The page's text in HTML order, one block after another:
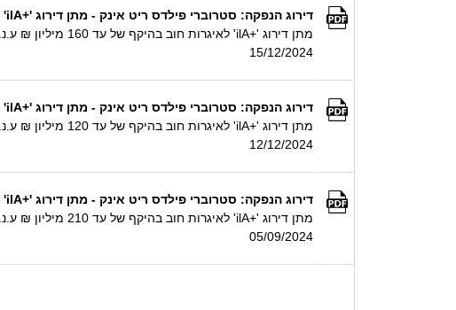
דירוג הנפקה: סטרוברי פילדס ריט אינק - מתן דירוג '+ilA' לאיגרות חוב בהיקף של עד 160 מיליון ₪ ע.נ. מגובות בערבות של סטרוברי פילדס ריט לימיטד
מתן דירוג '+ilA' לאיגרות חוב בהיקף של עד 160 מיליון ₪ ע.נ. מגובות בערבות של סטרוברי פילדס ריט לימיטד
15/12/2024
דירוג הנפקה: סטרוברי פילדס ריט אינק - מתן דירוג '+ilA' לאיגרות חוב בהיקף של עד 120 מיליון ₪ ע.נ. מגובות בערבות של סטרוברי פילדס ריט לימיטד
מתן דירוג '+ilA' לאיגרות חוב בהיקף של עד 120 מיליון ₪ ע.נ. מגובות בערבות של סטרוברי פילדס ריט לימיטד
12/12/2024
דירוג הנפקה: סטרוברי פילדס ריט אינק - מתן דירוג '+ilA' לאיגרות חוב בהיקף של עד 210 מיליון ₪ ע.נ. מגובות בערבות של סטרוברי פילדס ריט לימיטד
מתן דירוג '+ilA' לאיגרות חוב בהיקף של עד 210 מיליון ₪ ע.נ. מגובות בערבות של סטרוברי פילדס ריט לימיטד
05/09/2024